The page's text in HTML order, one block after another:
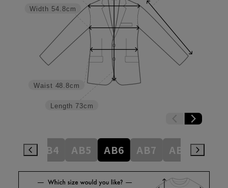
Length 73cm
Waist 48.8cm
Width 54.8cm
AB4 AB5 AB6 AB7 AB8